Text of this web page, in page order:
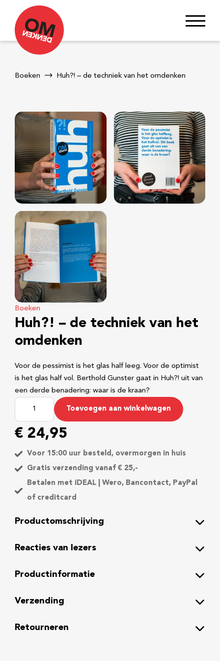
Boeken Huh?! – de techniek van het omdenken
Boeken
Huh?! – de techniek van het
omdenken
Voor de pessimist is het glas half leeg. Voor de optimist
is het glas half vol. Berthold Gunster gaat in Huh?! uit van
een derde benadering: waar is de kraan?
H
h
?
!
e
c
n
e
v
n
Toevoegen aan winkelwagen
€ 24,95
Voor 15:00 uur besteld, overmorgen in huis
Gratis verzending vanaf € 25,-
Betalen met iDEAL | Wero, Bancontact, PayPal
of creditcard
Productomschrijving
Reacties van lezers
Productinformatie
Verzending
Retourneren